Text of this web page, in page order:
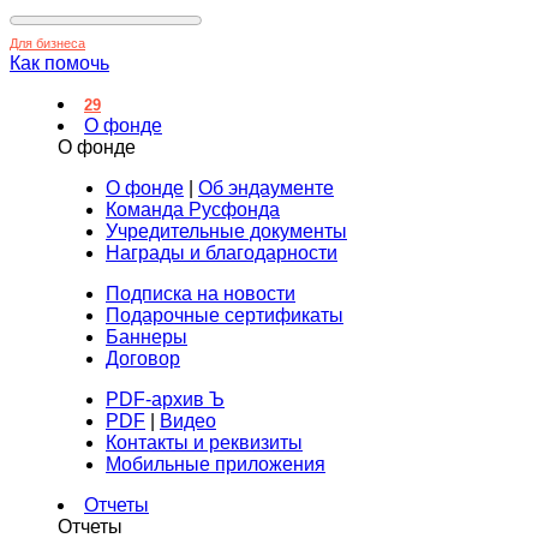
Для бизнеса
Как помочь
29
О фонде
О фонде
О фонде
Об эндаументе
Команда Русфонда
Учредительные документы
Награды и благодарности
Подписка на новости
Подарочные сертификаты
Баннеры
Договор
PDF-архив Ъ
PDF
Видео
Контакты и реквизиты
Мобильные приложения
Отчеты
Отчеты